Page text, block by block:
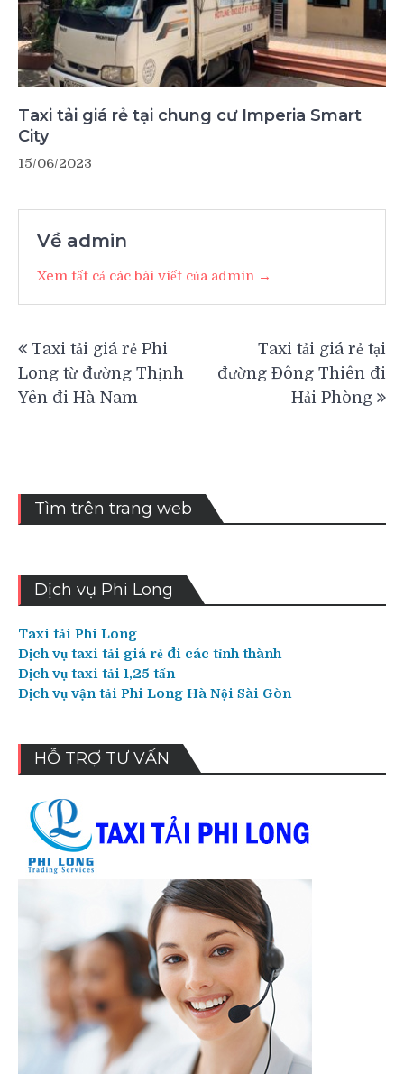
Taxi tải giá rẻ tại chung cư Imperia Smart
City
15/06/2023
Về admin
Xem tất cả các bài viết của admin →
hướng
bài
Taxi tải giá rẻ Phi
Long từ đường Thịnh
Yên đi Hà Nam
Taxi tải giá rẻ tại
đường Đông Thiên đi
Hải Phòng
Tìm trên trang web
Dịch vụ Phi Long
Taxi tải Phi Long
Dịch vụ taxi tải giá rẻ đi các tỉnh thành
Dịch vụ taxi tải 1,25 tấn
Dịch vụ vận tải Phi Long Hà Nội Sài Gòn
HỖ TRỢ TƯ VẤN